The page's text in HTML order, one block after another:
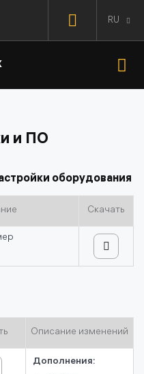
RU
и ПО
оборудования
Скачать
Описание изменений
Дополнения: